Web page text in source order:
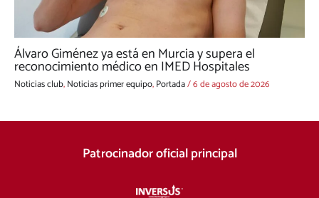
Álvaro Giménez ya está en Murcia y supera el
reconocimiento médico en IMED Hospitales
Noticias club,Noticias primer equipo,Portada/6 de agosto de 2026
Patrocinador oficial principal